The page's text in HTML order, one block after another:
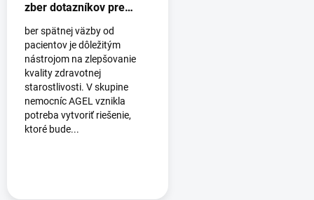
zber dotazníkov pre
ber spätnej väzby od
pacientov je dôležitým
nástrojom na zlepšovanie
kvality zdravotnej
starostlivosti. V skupine
nemocníc AGEL vznikla
potreba vytvoriť riešenie,
ktoré bude...